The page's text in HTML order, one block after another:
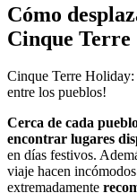
Cómo
Cinque Terre
Cinque Terre Holiday:
entre los pueblos!
Cerca de cada
encontrar lugares
en días festivos.
viaje hacen
extremadamente